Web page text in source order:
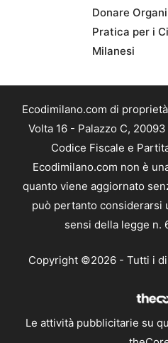
Donare
Pratica per i
Milanesi
Ecodimilano.com di
Volta 16 - Palazzo C,
Codice Fiscale e
Ecodimilano.com non è
quanto viene aggiornato
può pertanto considerarsi
sensi della legge n.
Copyright ©2026 - Tutti i
Le attività pubblicitarie su